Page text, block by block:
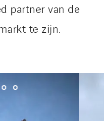
partner van de
te zijn.